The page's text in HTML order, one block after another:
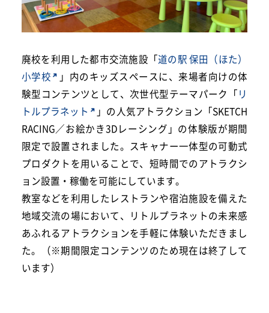
廃校を利用した都市交流施設「道の駅 保田（ほた）
小学校
」内のキッズスペースに、来場者向けの体
験型コンテンツとして、次世代型テーマパーク「リ
トルプラネット
」の人気アトラクション「SKETCH
RACING／お絵かき3Dレーシング」の体験版が期間
限定で設置されました。スキャナー一体型の可動式
プロダクトを用いることで、短時間でのアトラクシ
ョン設置・稼働を可能にしています。
教室などを利用したレストランや宿泊施設を備えた
地域交流の場において、リトルプラネットの未来感
あふれるアトラクションを手軽に体験いただきまし
た。（※期間限定コンテンツのため現在は終了して
います）